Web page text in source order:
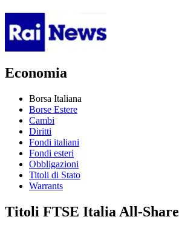
Economia
Borsa Italiana
Borse Estere
Cambi
Diritti
Fondi italiani
Fondi esteri
Obbligazioni
Titoli di Stato
Warrants
Titoli FTSE Italia All-Share